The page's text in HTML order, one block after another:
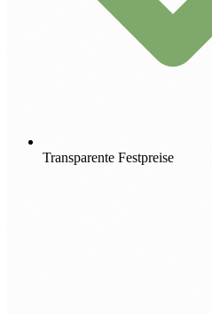
Transparente Festpreise